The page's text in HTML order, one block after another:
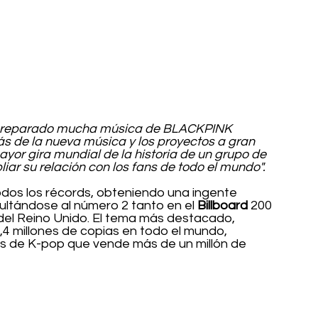
mucha música de BLACKPINK
de la nueva música y los proyectos a gran
gira mundial de la historia de un grupo de
su relación con los fans de todo el mundo".
los récords, obteniendo una ingente
al número 2 tanto en el Billboard 200
Reino Unido. El tema más destacado,
millones de copias en todo el mundo,
de K-pop que vende más de un millón de